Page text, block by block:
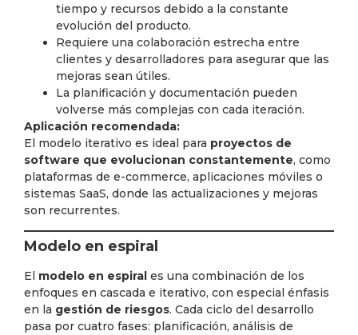
tiempo y recursos debido a la constante
evolución del producto.
Requiere una colaboración estrecha entre
clientes y desarrolladores para asegurar que las
mejoras sean útiles.
La planificación y documentación pueden
volverse más complejas con cada iteración.
Aplicación recomendada:
El modelo iterativo es ideal para proyectos de
software que evolucionan constantemente, como
plataformas de e-commerce, aplicaciones móviles o
sistemas SaaS, donde las actualizaciones y mejoras
son recurrentes.
Modelo en espiral
El modelo en espiral es una combinación de los
enfoques en cascada e iterativo, con especial énfasis
en la gestión de riesgos. Cada ciclo del desarrollo
pasa por cuatro fases: planificación, análisis de